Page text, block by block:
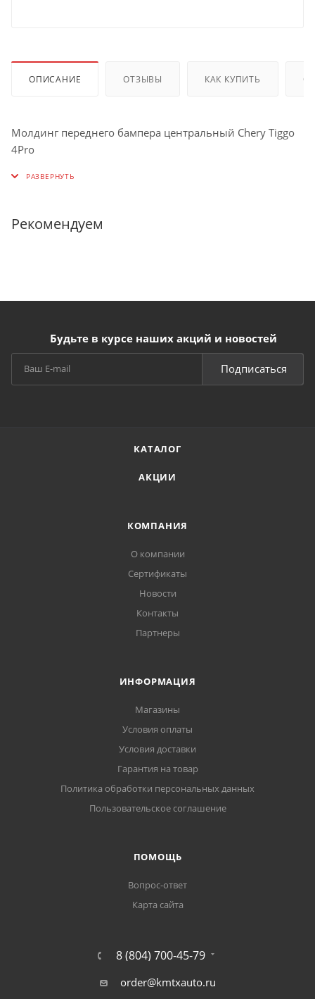
ОПИСАНИЕ ОТЗЫВЫ КАК КУПИТЬ
Молдинг переднего бампера центральный Chery Tiggo
4Pro
Рекомендуем
Будьте в курсе наших акций и новостей
Подписаться
КАТАЛОГ
АКЦИИ
КОМПАНИЯ
О компании
Сертификаты
Новости
Контакты
Партнеры
ИНФОРМАЦИЯ
Магазины
Условия оплаты
Условия доставки
Гарантия на товар
Политика обработки персональных данных
Пользовательское соглашение
ПОМОЩЬ
Вопрос-ответ
Карта сайта
8 (804) 700-45-79
order@kmtxauto.ru